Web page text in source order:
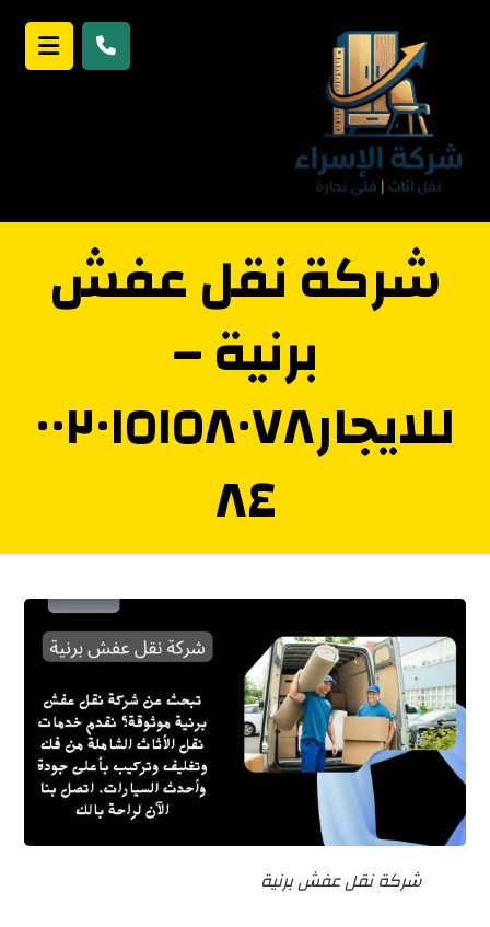
شركة نقل عفش
برنية –
للايجار٠٠٢٠١٥١٥٨٠٧٨
٨٤
شركة نقل عفش برنية